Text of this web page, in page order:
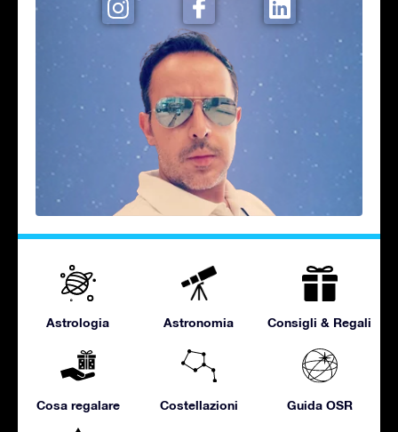
Astrologia Astronomia Consigli & Regali
Cosa regalare Costellazioni Guida OSR